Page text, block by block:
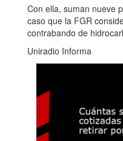
Con ella, suman nueve
caso que la FGR
contrabando de
Uniradio Informa